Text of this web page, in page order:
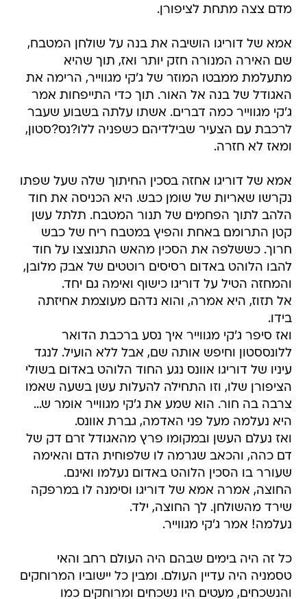
מדם צצה מתחת לציפורן.
אמא של דוריגו הושיבה את בנה על שולחן המטבח,
שם האירה המנורה חזק יותר ואז, תוך שהיא
מתעלמת ממבטו המוזר של ג'קי מגווייר, הרימה את
האגודל של בנה אל האור. תוך כדי התייפחות אמר
ג'קי מגווייר כמה דברים. אשתו עלתה בשבוע שעבר
לרכבת עם הצעיר שבילדיהם כשפניה ללו?נס?סטון,
ומאז לא חזרה.
אמא של דוריגו אחזה בסכין החיתוך שלה שעל שפתו
נקרשו שאריות של שומן כבש. היא הכניסה את חוד
הלהב לתוך הפחמים של תנור המטבח. תלתל עשן
קטן התרומם באחת והפיץ במטבח ריח של כבש
חרוך. כששלפה את הסכין מהאש התנוצצו על חוד
להבו הלוהט באדום רסיסים רוטטים של אבק מלובן,
והמחזה הטיל על דוריגו כישוף ואימה גם יחד.
אל תזוז, היא אמרה, והוא נדהם מעוצמת אחיזתה
בידו.
ואז סיפר ג'קי מגווייר איך נסע ברכבת הדואר
ללונססטון וחיפש אותה שם, אבל ללא הועיל. לנגד
עיניו של דוריגו אוונס נגע החוד הלוהט באדום בשולי
הציפורן שלו, וזו התחילה להעלות עשן בשעה שאמו
צרבה בה חור. הוא שמע את ג'קי מגווייר אומר ש...
היא נעלמה מעל פני האדמה, גברת אוונס.
ואז נעלם העשן ובמקומו פרץ מהאגודל זרם דק של
דם כהה, והכאב שגרמה לו שלפוחית הדם והאימה
שעורר בו הסכין הלוהט באדום נעלמו ואינם.
החוצה, אמרה אמא של דוריגו וסימנה לו במרפקה
שירד מהשולחן. לך החוצה, ילד.
נעלמה! אמר ג'קי מגווייר.
כל זה היה בימים שבהם היה העולם רחב והאי
טסמניה היה עדיין העולם. ומבין כל יישוביו המרוחקים
והנשכחים, מעטים היו נשכחים ומרוחקים כמו